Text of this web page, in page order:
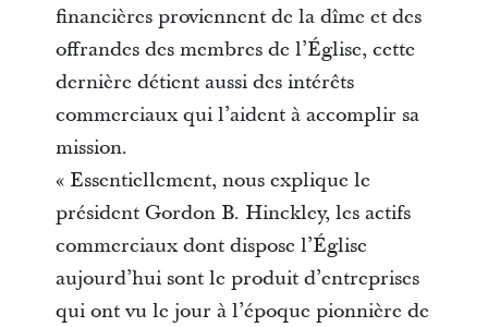
financières proviennent de la dîme et des
offrandes des membres de l’Église, cette
dernière détient aussi des intérêts
commerciaux qui l’aident à accomplir sa
mission.
« Essentiellement, nous explique le
président Gordon B. Hinckley, les actifs
commerciaux dont dispose l’Église
aujourd’hui sont le produit d’entreprises
qui ont vu le jour à l’époque pionnière de